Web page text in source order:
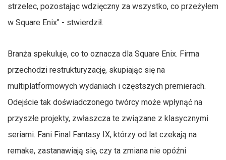
strzelec, pozostając wdzięczny za wszystko, co przeżyłem
w Square Enix" - stwierdził.
Branża spekuluje, co to oznacza dla Square Enix. Firma
przechodzi restrukturyzację, skupiając się na
multiplatformowych wydaniach i częstszych premierach.
Odejście tak doświadczonego twórcy może wpłynąć na
przyszłe projekty, zwłaszcza te związane z klasycznymi
seriami. Fani Final Fantasy IX, którzy od lat czekają na
remake, zastanawiają się, czy ta zmiana nie opóźni